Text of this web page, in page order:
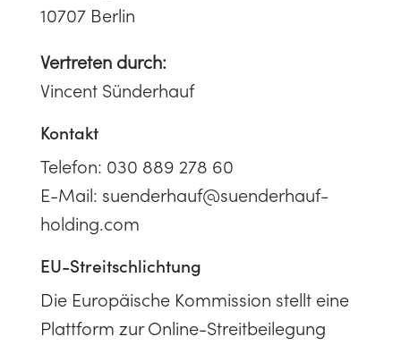
10707 Berlin
Vertreten durch:
Vincent Sünderhauf
Kontakt
Telefon: 030 889 278 60
E-Mail: suenderhauf@suenderhauf-
holding.com
EU-Streitschlichtung
Die Europäische Kommission stellt eine
Plattform zur Online-Streitbeilegung